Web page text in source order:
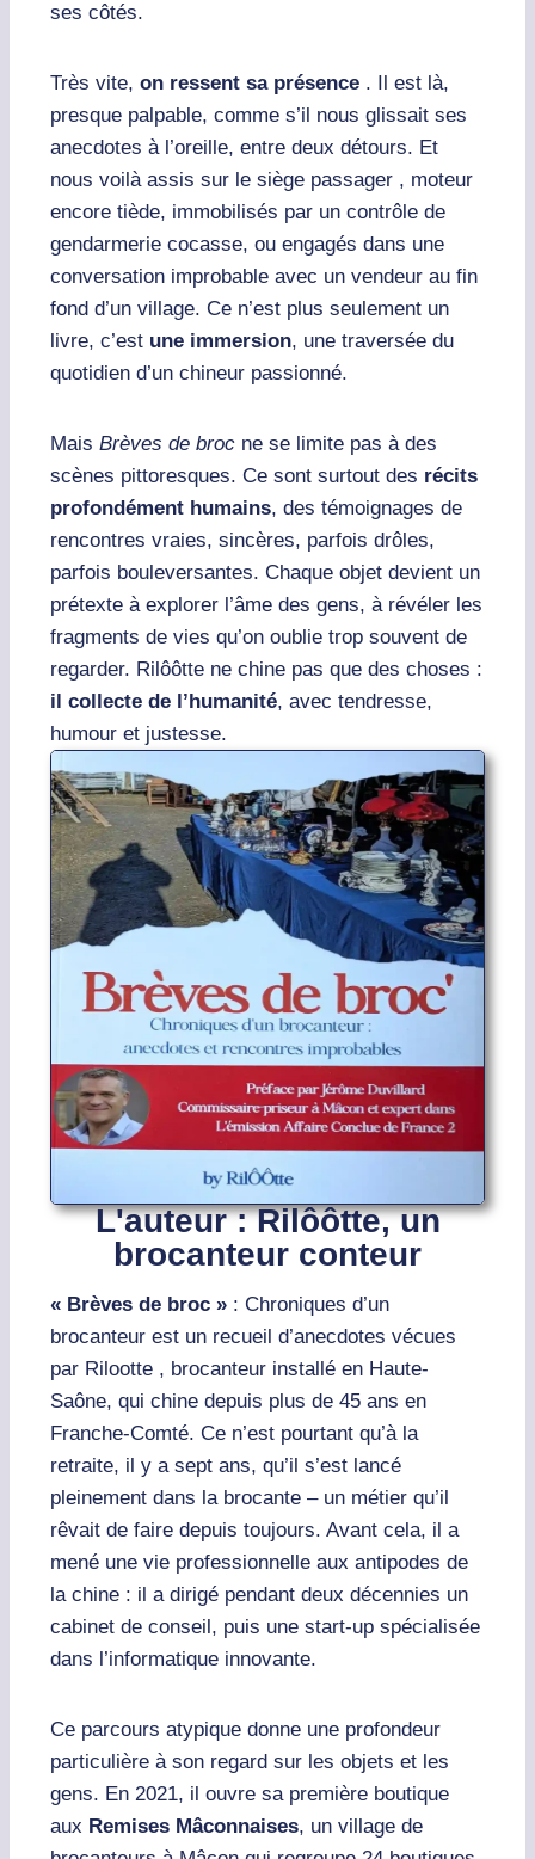
ses côtés.
Très vite, on ressent sa présence . Il est là,
presque palpable, comme s’il nous glissait ses
anecdotes à l’oreille, entre deux détours. Et
nous voilà assis sur le siège passager , moteur
encore tiède, immobilisés par un contrôle de
gendarmerie cocasse, ou engagés dans une
conversation improbable avec un vendeur au fin
fond d’un village. Ce n’est plus seulement un
livre, c’est une immersion, une traversée du
quotidien d’un chineur passionné.
Mais Brèves de broc ne se limite pas à des
scènes pittoresques. Ce sont surtout des récits
profondément humains, des témoignages de
rencontres vraies, sincères, parfois drôles,
parfois bouleversantes. Chaque objet devient un
prétexte à explorer l’âme des gens, à révéler les
fragments de vies qu’on oublie trop souvent de
regarder. Rilôôtte ne chine pas que des choses :
il collecte de l’humanité, avec tendresse,
humour et justesse.
L'auteur : Rilôôtte, un
brocanteur conteur
« Brèves de broc » : Chroniques d’un
brocanteur est un recueil d’anecdotes vécues
par Rilootte , brocanteur installé en Haute-
Saône, qui chine depuis plus de 45 ans en
Franche-Comté. Ce n’est pourtant qu’à la
retraite, il y a sept ans, qu’il s’est lancé
pleinement dans la brocante – un métier qu’il
rêvait de faire depuis toujours. Avant cela, il a
mené une vie professionnelle aux antipodes de
la chine : il a dirigé pendant deux décennies un
cabinet de conseil, puis une start-up spécialisée
dans l’informatique innovante.
Ce parcours atypique donne une profondeur
particulière à son regard sur les objets et les
gens. En 2021, il ouvre sa première boutique
aux Remises Mâconnaises, un village de